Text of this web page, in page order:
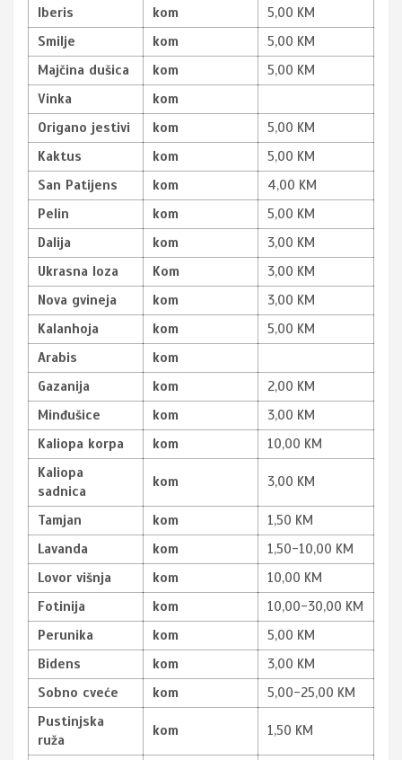
Iberis
kom
5,00 KM
Smilje
kom
5,00 KM
Majčina dušica
kom
5,00 KM
Vinka
kom
Origano jestivi
kom
5,00 KM
Kaktus
kom
5,00 KM
San Patijens
kom
4,00 KM
Pelin
kom
5,00 KM
Dalija
kom
3,00 KM
Ukrasna loza
Kom
3,00 KM
Nova gvineja
kom
3,00 KM
Kalanhoja
kom
5,00 KM
Arabis
kom
Gazanija
kom
2,00 KM
Minđušice
kom
3,00 KM
Kaliopa korpa
kom
10,00 KM
Kaliopa
sadnica
kom 3,00 KM
Tamjan kom
1,50 KM
Lavanda
kom
1,50-10,00 KM
Lovor višnja
kom
10,00 KM
Fotinija
kom
10,00-30,00 KM
Perunika
kom
5,00 KM
Bidens
kom
3,00 KM
Sobno cveće
kom
5,00-25,00 KM
Pustinjska
ruža
kom 1,50 KM